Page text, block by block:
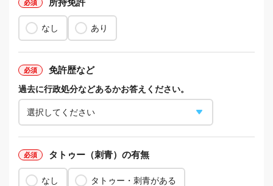
所持免許
なし あり
免許歴など
過去に行政処分などあるかお答えください。
タトゥー（刺青）の有無
なし タトゥー・刺青がある